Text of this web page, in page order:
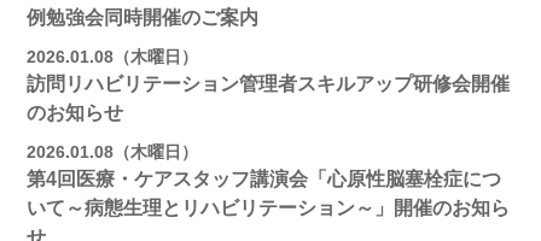
例勉強会同時開催のご案内
2026.01.08（木曜日）
訪問リハビリテーション管理者スキルアップ研修会開催
のお知らせ
2026.01.08（木曜日）
第4回医療・ケアスタッフ講演会「心原性脳塞栓症につ
いて～病態生理とリハビリテーション～」開催のお知ら
せ